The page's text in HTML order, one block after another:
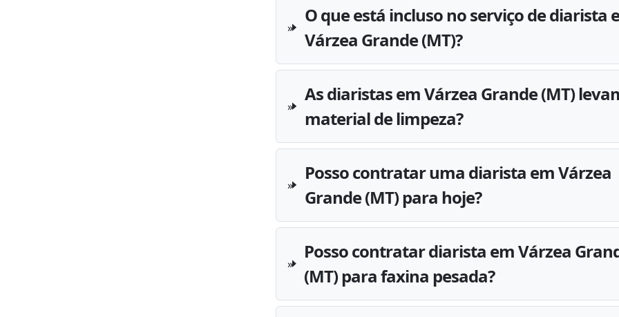
O que está incluso no serviço de diarista
Várzea Grande (MT)?
As diaristas em Várzea Grande (MT)
material de limpeza?
Posso contratar uma diarista em Várzea
Grande (MT) para hoje?
Posso contratar diarista em Várzea
(MT) para faxina pesada?